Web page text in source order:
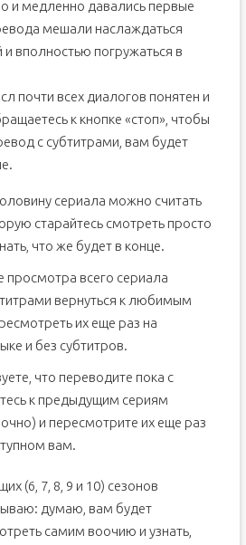
и медленно давались первые
мешали наслаждаться
вполностью погружаться в
почти всех диалогов понятен и
к кнопке «стоп», чтобы
с субтитрами, вам будет
сериала можно считать
старайтесь смотреть просто
что же будет в конце.
просмотра всего сериала
вернуться к любимым
их еще раз на
и без субтитров.
что переводите пока с
к предыдущим сериям
и пересмотрите их еще раз
вам.
(6, 7, 8, 9 и 10) сезонов
думаю, вам будет
самим воочию и узнать,